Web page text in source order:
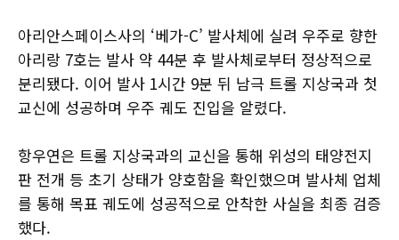
아리안스페이스사의 ‘베가-C’ 발사체에 실려 우주로 향한
아리랑 7호는 발사 약 44분 후 발사체로부터 정상적으로
분리됐다. 이어 발사 1시간 9분 뒤 남극 트롤 지상국과 첫
교신에 성공하며 우주 궤도 진입을 알렸다.
항우연은 트롤 지상국과의 교신을 통해 위성의 태양전지
판 전개 등 초기 상태가 양호함을 확인했으며 발사체 업체
를 통해 목표 궤도에 성공적으로 안착한 사실을 최종 검증
했다.